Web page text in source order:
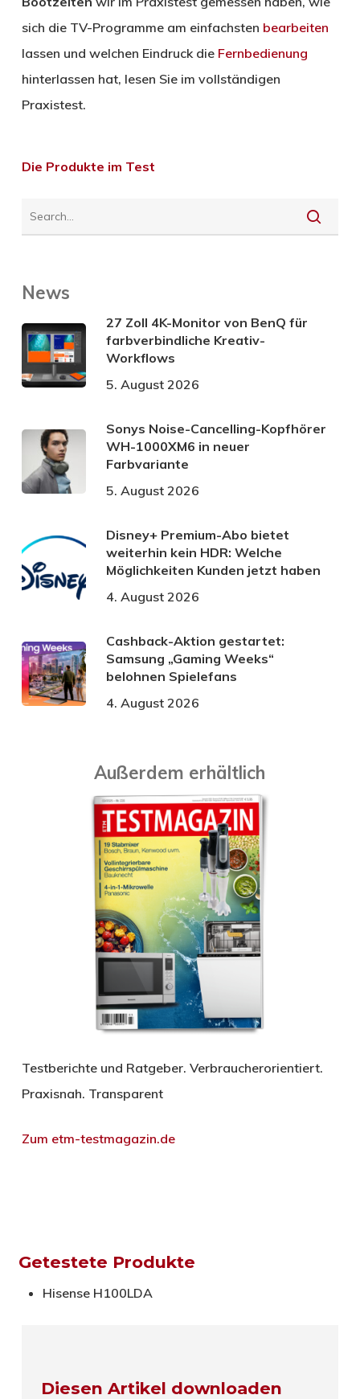
sich die TV-Programme am einfachsten bearbeiten
lassen und welchen Eindruck die Fernbedienung
hinterlassen hat, lesen Sie im vollständigen
Praxistest.
Die Produkte im Test
News
27 Zoll 4K-Monitor von BenQ für
farbverbindliche Kreativ-
Workflows
5. August 2026
Sonys Noise-Cancelling-Kopfhörer
WH-1000XM6 in neuer
Farbvariante
5. August 2026
Disney+ Premium-Abo bietet
weiterhin kein HDR: Welche
Möglichkeiten Kunden jetzt haben
4. August 2026
Cashback-Aktion gestartet:
Samsung „Gaming Weeks“
belohnen Spielefans
4. August 2026
Außerdem erhältlich
Testberichte und Ratgeber. Verbraucherorientiert.
Praxisnah. Transparent
Zum etm-testmagazin.de
Getestete Produkte
Hisense H100LDA
Diesen Artikel downloaden